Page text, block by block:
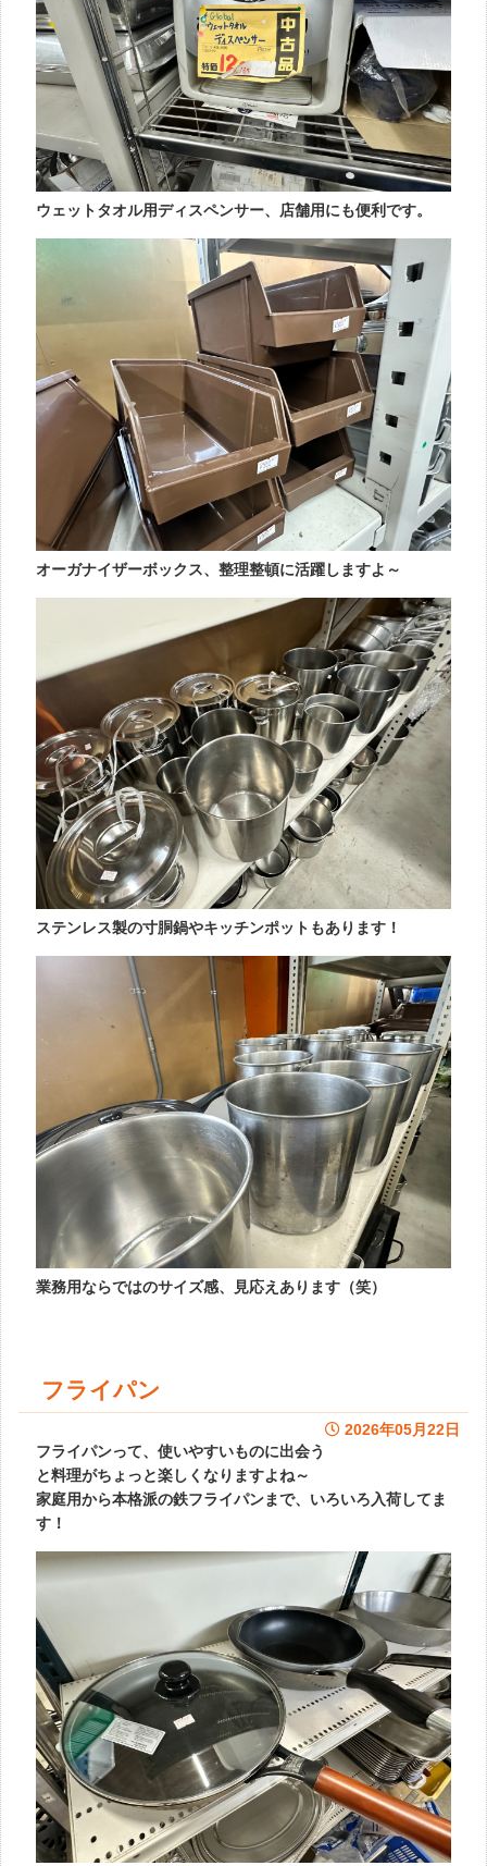
ウェットタオル用ディスペンサー、店舗用にも便利です。
オーガナイザーボックス、整理整頓に活躍しますよ～
ステンレス製の寸胴鍋やキッチンポットもあります！
業務用ならではのサイズ感、見応えあります（笑）
フライパン
2026年05月22日
フライパンって、使いやすいものに出会う
と料理がちょっと楽しくなりますよね～
家庭用から本格派の鉄フライパンまで、いろいろ入荷してま
す！